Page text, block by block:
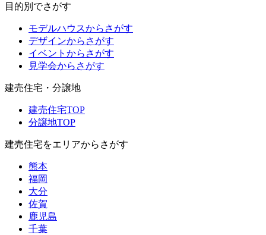
目的別でさがす
モデルハウスからさがす
デザインからさがす
イベントからさがす
見学会からさがす
建売住宅・分譲地
建売住宅TOP
分譲地TOP
建売住宅をエリアからさがす
熊本
福岡
大分
佐賀
鹿児島
千葉